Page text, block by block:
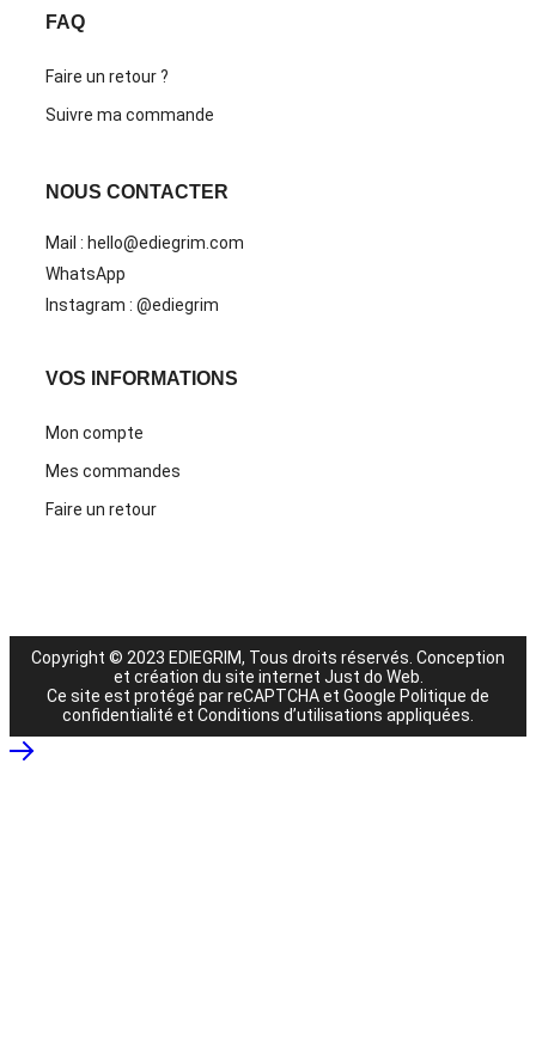
FAQ
Faire un retour ?
Suivre ma commande
NOUS CONTACTER
Mail : hello@ediegrim.com
WhatsApp
Instagram : @ediegrim
VOS INFORMATIONS
Mon compte
Mes commandes
Faire un retour
Copyright © 2023 EDIEGRIM, Tous droits réservés. Conception
et création du site internet Just do Web
Ce site est protégé par reCAPTCHA et Google Politique de
confidentialité et Conditions d’utilisations appliquées.